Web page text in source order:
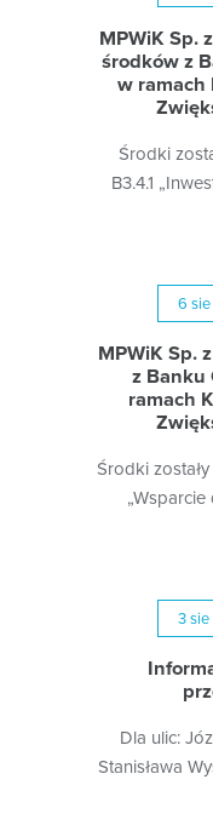
MPWiK Sp.
środków z
w ramach
Środki
B3.4.1
6 sie
MPWiK Sp.
z Banku
ramach
Środki zostały
3 sie
Dla ulic:
Stanisława